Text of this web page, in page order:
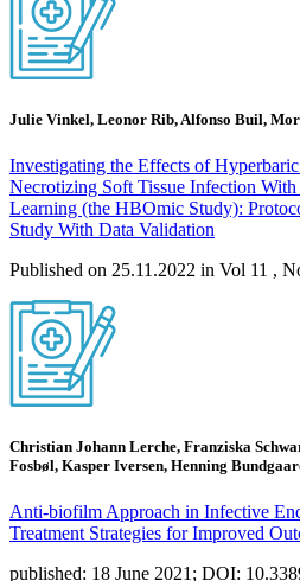
Julie Vinkel, Leonor Rib, Alfonso Buil,
Investigating the Effects of
Necrotizing Soft Tissue Infection
Learning (the HBOmic Study):
Study With Data Validation
Published on 25.11.2022 in Vol 11 ,
Christian Johann Lerche, Franziska
Fosbøl, Kasper Iversen, Henning
Anti-biofilm Approach in Infective
Treatment Strategies for Improved
published: 18 June 2021; DOI: